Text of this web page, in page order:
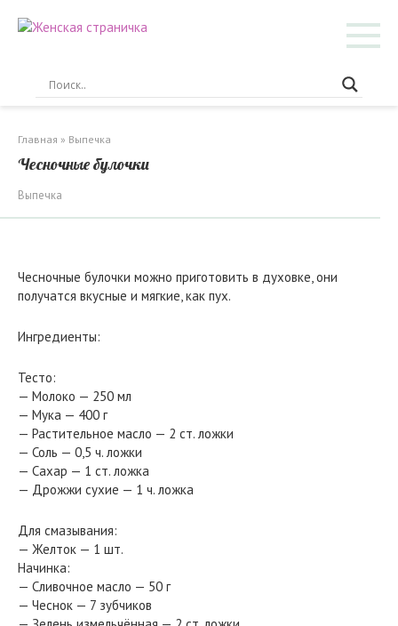
Главная » Выпечка
Чесночные булочки
Выпечка
Чесночные булочки можно приготовить в духовке, они
получатся вкусные и мягкие, как пух.
Ингредиенты:
Тесто:
— Молоко — 250 мл
— Мука — 400 г
— Растительное масло — 2 ст. ложки
— Соль — 0,5 ч. ложки
— Сахар — 1 ст. ложка
— Дрожжи сухие — 1 ч. ложка
Для смазывания:
— Желток — 1 шт.
Начинка:
— Сливочное масло — 50 г
— Чеснок — 7 зубчиков